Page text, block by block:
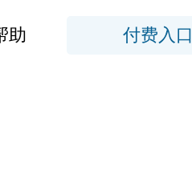
助 付费入口